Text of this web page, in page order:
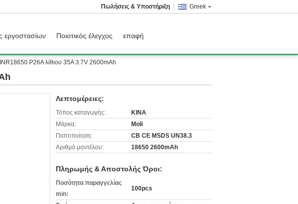
Greek
Πωλήσεις & Υποστήριξη
εργοστασίων Ποιοτικός έλεγχος
επαφή
P26A λίθιου 35A 3.7V 2600mAh
Λεπτομέρειες:
Τόπος καταγωγής:
ΚΙΝΑ
Μάρκα:
Moli
Πιστοποίηση:
CB CE MSDS UN38.3
Αριθμό μοντέλου:
18650 2600mAh
Πληρωμής & Αποστολής Όροι:
Ποσότητα παραγγελίας
min:
100pcs